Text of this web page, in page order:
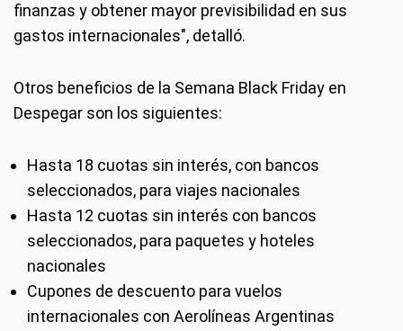
finanzas y obtener mayor previsibilidad en sus
gastos internacionales", detalló.
Otros beneficios de la Semana Black Friday en
Despegar son los siguientes:
Hasta 18 cuotas sin interés, con bancos
seleccionados, para viajes nacionales
Hasta 12 cuotas sin interés con bancos
seleccionados, para paquetes y hoteles
nacionales
Cupones de descuento para vuelos
internacionales con Aerolíneas Argentinas